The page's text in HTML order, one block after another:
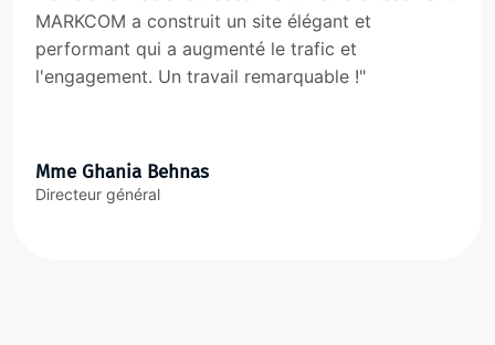
MARKCOM a construit un site élégant et
performant qui a augmenté le trafic et
l'engagement. Un travail remarquable !"
Mme Ghania Behnas
Directeur général